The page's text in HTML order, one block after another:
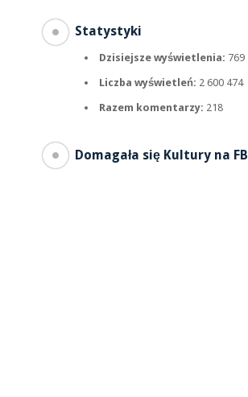
Statystyki
Dzisiejsze wyświetlenia: 769
Liczba wyświetleń: 2 600 474
Razem komentarzy: 218
Domagała się Kultury na FB